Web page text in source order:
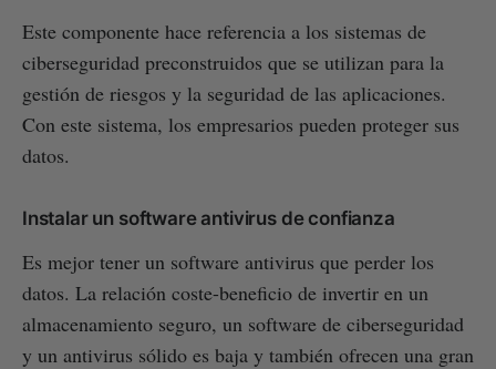
Este componente hace referencia a los sistemas de
ciberseguridad preconstruidos que se utilizan para la
gestión de riesgos y la seguridad de las aplicaciones.
Con este sistema, los empresarios pueden proteger sus
datos.
Instalar un software antivirus de confianza
Es mejor tener un software antivirus que perder los
datos. La relación coste-beneficio de invertir en un
almacenamiento seguro, un software de ciberseguridad
y un antivirus sólido es baja y también ofrecen una gran